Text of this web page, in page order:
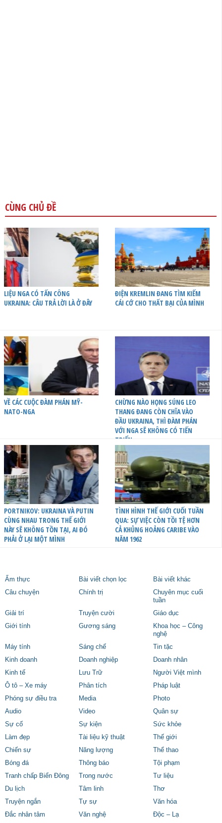
CÙNG CHỦ ĐỀ
LIỆU NGA CÓ TẤN CÔNG
UKRAINA: CÂU TRẢ LỜI LÀ Ở ĐÂY
ĐIỆN KREMLIN ĐANG TÌM KIẾM
CÁI CỚ CHO THẤT BẠI CỦA MÌNH
VỀ CÁC CUỘC ĐÀM PHÁN MỸ-
NATO-NGA
CHỪNG NÀO HỌNG SÚNG LEO
THANG ĐANG CÒN CHĨA VÀO
ĐẦU UKRAINA, THÌ ĐÀM PHÁN
VỚI NGA SẼ KHÔNG CÓ TIẾN
TRIỂN
PORTNIKOV: UKRAINA VÀ PUTIN
CÙNG NHAU TRONG THẾ GIỚI
NÀY SẼ KHÔNG TỒN TẠI, AI ĐÓ
PHẢI Ở LẠI MỘT MÌNH
TÌNH HÌNH THẾ GIỚI CUỐI TUẦN
QUA: SỰ VIỆC CÒN TỒI TỆ HƠN
CẢ KHỦNG HOẢNG CARIBE VÀO
NĂM 1962
Ẩm thực Bài viết chọn lọc
Bài viết khác
Câu chuyện
Chính trị
Chuyên mục cuối
tuần
Giải trí
Truyện cười
Giáo dục
Giới tính
Gương sáng
Khoa học – Công
nghệ
Máy tính
Sáng chế
Tin tặc
Kinh doanh
Doanh nghiệp
Doanh nhân
Kinh tế
Lưu Trữ
Người Việt mình
Ô tô – Xe máy
Phân tích
Pháp luật
Phóng sự điều tra
Media
Photo
Audio
Video
Quân sự
Sự cố
Sự kiện
Sức khỏe
Làm đẹp
Tài liệu kỹ thuật
Thế giới
Chiến sự
Năng lượng
Thể thao
Bóng đá
Thông báo
Tội phạm
Tranh chấp Biển Đông
Trong nước
Tư liệu
Du lịch
Tâm linh
Thơ
Truyện ngắn
Tự sự
Văn hóa
Đắc nhân tâm
Văn nghệ Độc – Lạ